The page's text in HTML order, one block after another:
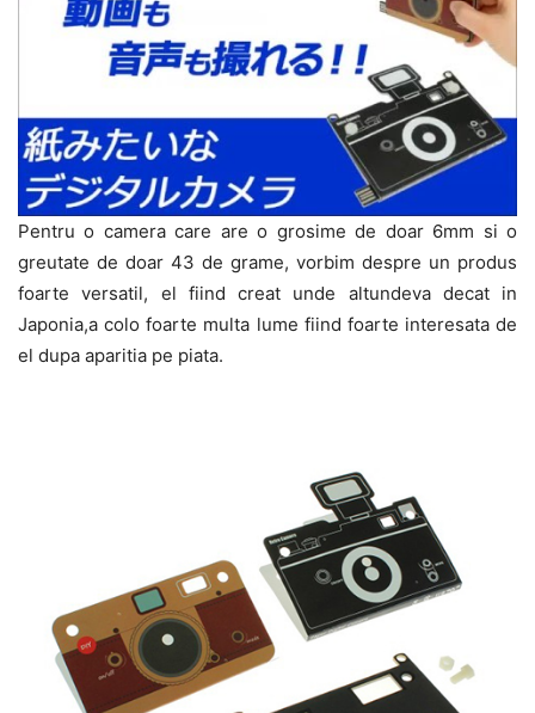
Pentru o camera care are o grosime de doar 6mm si o
greutate de doar 43 de grame, vorbim despre un produs
foarte versatil, el fiind creat unde altundeva decat in
Japonia,a colo foarte multa lume fiind foarte interesata de
el dupa aparitia pe piata.